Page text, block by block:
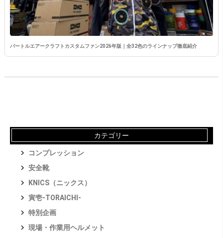
バートルエアークラフトカスタムファン2026年版｜全32色のラインナップ徹底紹介
カテゴリー
コンプレッション
安全靴
KNICS（ニックス）
寅壱-TORAICHI-
特別企画
現場・作業用ヘルメット